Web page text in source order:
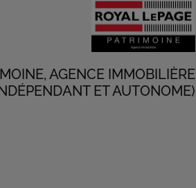
AGENCE IMMOBILIÈRE
ET AUTONOME)